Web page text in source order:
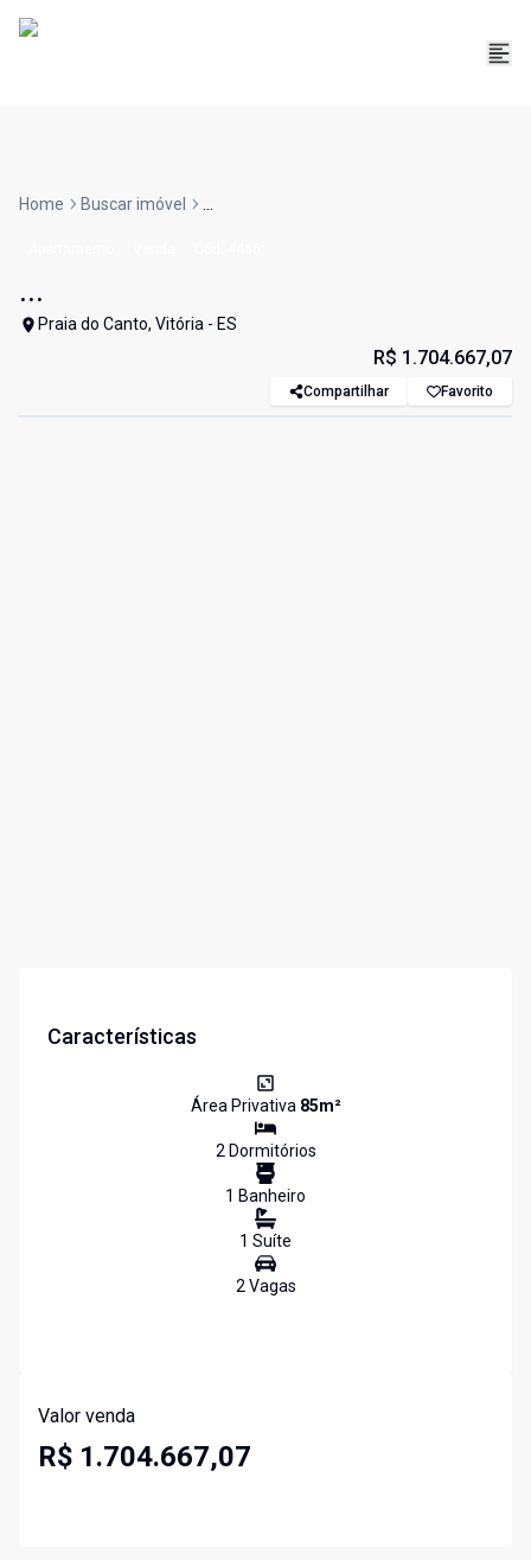
Home Buscar imóvel ...
...
Praia do Canto, Vitória - ES
R$ 1.704.667,07
Compartilhar Favorito
Características
Área Privativa 85m²
2Dormitórios
1 Banheiro
1 Suíte
2Vagas
Valor venda
R$ 1.704.667,07